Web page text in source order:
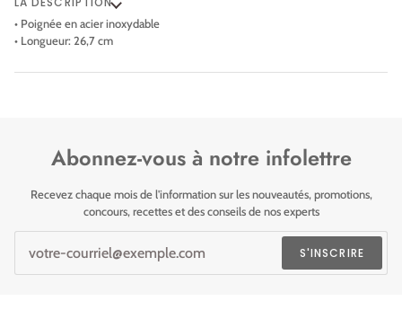
• Poignée en acier inoxydable
• Longueur: 26,7 cm
Abonnez-vous à notre infolettre
Recevez chaque mois de l'information sur les nouveautés, promotions,
concours, recettes et des conseils de nos experts
S'INSCRIRE